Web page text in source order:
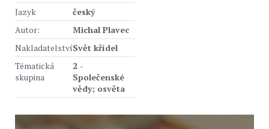
Jazyk
český
Autor:
Michal Plavec
NakladatelstvíSvět křídel
Tématická
skupina
2 -
Společenské
vědy; osvěta